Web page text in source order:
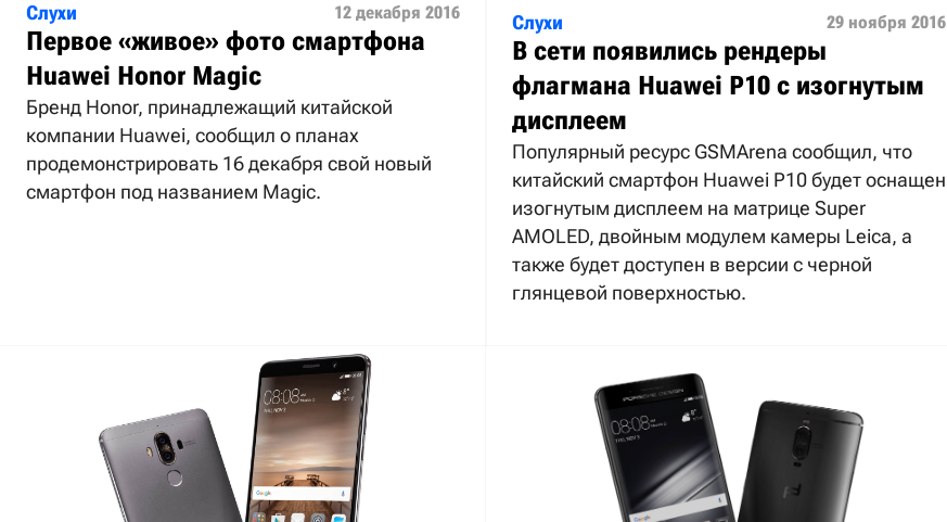
Слухи 12 декабря 2016
Первое «живое» фото смартфона
Huawei Honor Magic
Бренд Honor, принадлежащий китайской
компании Huawei, сообщил о планах
продемонстрировать 16 декабря свой новый
смартфон под названием Magic.
Слухи 29 ноября 2016
В сети появились рендеры
флагмана Huawei P10 с изогнутым
дисплеем
Популярный ресурс GSMArena сообщил, что
китайский смартфон Huawei P10 будет оснащен
изогнутым дисплеем на матрице Super
AMOLED, двойным модулем камеры Leica, а
также будет доступен в версии с черной
глянцевой поверхностью.